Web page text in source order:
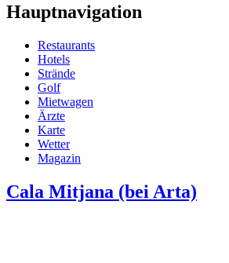
Hauptnavigation
Restaurants
Hotels
Strände
Golf
Mietwagen
Ärzte
Karte
Wetter
Magazin
Cala Mitjana (bei Arta)